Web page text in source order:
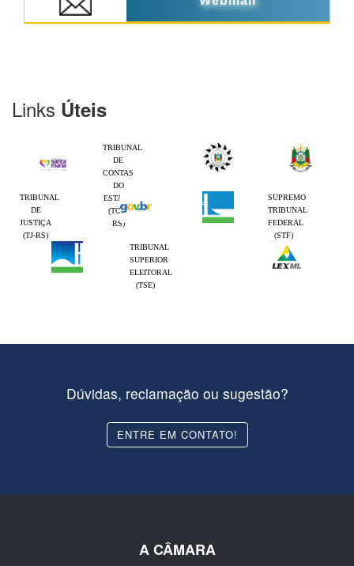
Links Úteis
TRIBUNAL
DE
CONTAS
DO
ESTADO
(TCE-
RS)
TRIBUNAL
DE
JUSTIÇA
(TJ-RS)
SUPREMO
TRIBUNAL
FEDERAL
(STF)
TRIBUNAL
SUPERIOR
ELEITORAL
(TSE)
Dúvidas, reclamação ou sugestão?
ENTRE EM CONTATO!
A CÂMARA